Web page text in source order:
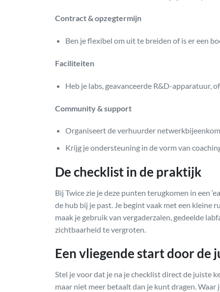
Contract & opzegtermijn
Ben je flexibel om uit te breiden of is er een
Faciliteiten
Heb je labs, geavanceerde R&D-apparatuur,
Community & support
Organiseert de verhuurder
Krijg je ondersteuning in de vorm van
De checklist in de praktijk
Bij Twice zie je deze punten terugkomen in een
de hub bij je past. Je begint vaak met een
maak je gebruik van vergaderzalen, gedeelde
zichtbaarheid te vergroten.
Een vliegende start door de
Stel je voor dat je na je checklist direct de juiste
maar niet meer betaalt dan je kunt dragen.